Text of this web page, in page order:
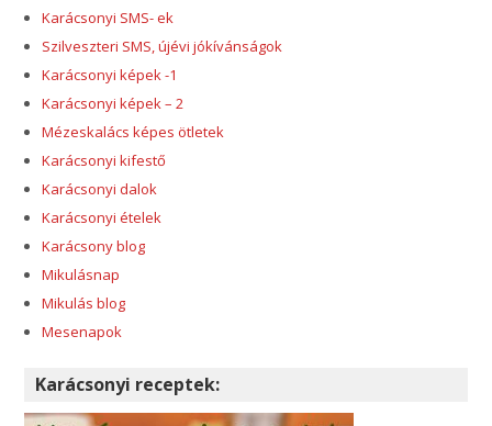
Karácsonyi SMS- ek
Szilveszteri SMS, újévi jókívánságok
Karácsonyi képek -1
Karácsonyi képek – 2
Mézeskalács képes ötletek
Karácsonyi kifestő
Karácsonyi dalok
Karácsonyi ételek
Karácsony blog
Mikulásnap
Mikulás blog
Mesenapok
Karácsonyi receptek: